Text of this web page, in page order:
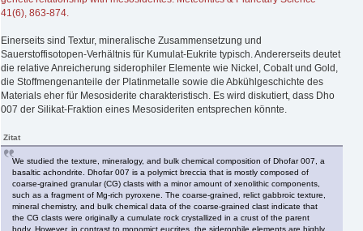
41(6), 863-874.
Einerseits sind Textur, mineralische Zusammensetzung und
Sauerstoffisotopen-Verhältnis für Kumulat-Eukrite typisch. Andererseits deutet
die relative Anreicherung siderophiler Elemente wie Nickel, Cobalt und Gold,
die Stoffmengenanteile der Platinmetalle sowie die Abkühlgeschichte des
Materials eher für Mesosiderite charakteristisch. Es wird diskutiert, dass Dho
007 der Silikat-Fraktion eines Mesosideriten entsprechen könnte.
Zitat
We studied the texture, mineralogy, and bulk chemical composition of Dhofar 007, a
basaltic achondrite. Dhofar 007 is a polymict breccia that is mostly composed of
coarse-grained granular (CG) clasts with a minor amount of xenolithic components,
such as a fragment of Mg-rich pyroxene. The coarse-grained, relict gabbroic texture,
mineral chemistry, and bulk chemical data of the coarse-grained clast indicate that
the CG clasts were originally a cumulate rock crystallized in a crust of the parent
body. However, in contrast to monomict eucrites, the siderophile elements are highly